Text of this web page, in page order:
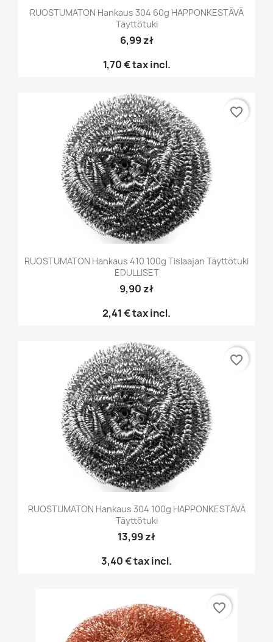
RUOSTUMATON Hankaus 304 60g HAPPONKESTÄVÄ
Täyttötuki
6,99 zł
1,70 €tax incl.
RUOSTUMATON Hankaus 410 100g Tislaajan Täyttötuki
EDULLISET
9,90 zł
2,41 €tax incl.
favorite_border
RUOSTUMATON Hankaus 304 100g HAPPONKESTÄVÄ
Täyttötuki
13,99 zł
3,40 €tax incl.
favorite_border
favorite_border